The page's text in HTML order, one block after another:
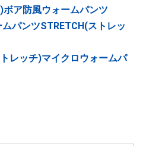
ア防風ウォームパンツ
パンツSTRETCH(ストレッ
レッチ)マイクロウォームパ